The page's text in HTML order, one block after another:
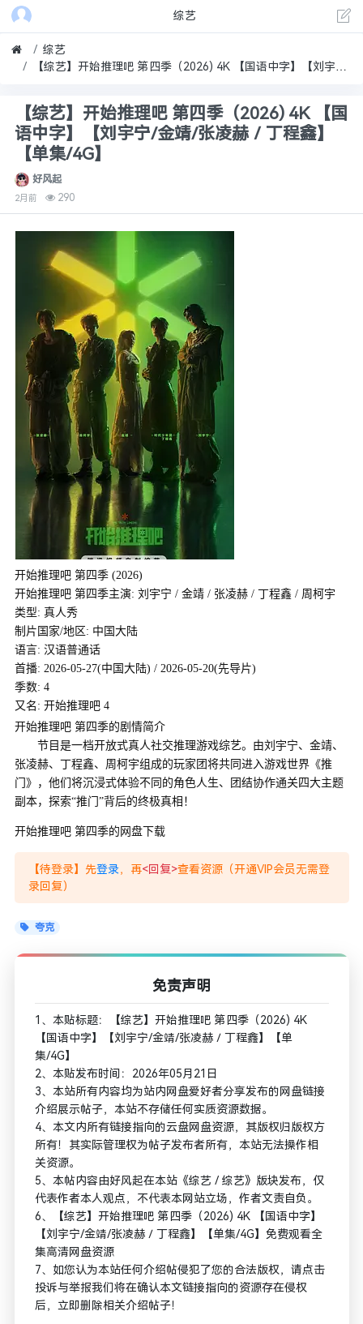
综艺
综艺
【综艺】开始推理吧 第四季（2026) 4K 【国语中字】【刘宇宁/金靖/张凌赫／丁程鑫】【单集/4G】
【综艺】开始推理吧 第四季（2026) 4K 【国
语中字】【刘宇宁/金靖/张凌赫／丁程鑫】
【单集/4G】
好风起
2月前 290
开始推理吧 第四季 (2026)
开始推理吧 第四季主演: 刘宇宁 / 金靖 / 张凌赫 / 丁程鑫 / 周柯宇
类型: 真人秀
制片国家/地区: 中国大陆
语言: 汉语普通话
首播: 2026-05-27(中国大陆) / 2026-05-20(先导片)
季数: 4
又名: 开始推理吧 4
开始推理吧 第四季的剧情简介
节目是一档开放式真人社交推理游戏综艺。由刘宇宁、金靖、
张凌赫、丁程鑫、周柯宇组成的玩家团将共同进入游戏世界《推
门》，他们将沉浸式体验不同的角色人生、团结协作通关四大主题
副本，探索“推门”背后的终极真相！
开始推理吧 第四季的网盘下载
【待登录】先登录，再<回复>查看资源（开通VIP会员无需登
录回复）
夸克
免责声明
1、本贴标题：【综艺】开始推理吧 第四季（2026) 4K
【国语中字】【刘宇宁/金靖/张凌赫／丁程鑫】【单
集/4G】
2、本贴发布时间：2026年05月21日
3、本站所有内容均为站内网盘爱好者分享发布的网盘链接
介绍展示帖子，本站不存储任何实质资源数据。
4、本文内所有链接指向的云盘网盘资源，其版权归版权方
所有！其实际管理权为帖子发布者所有，本站无法操作相
关资源。
5、本帖内容由好风起在本站《综艺 / 综艺》版块发布，仅
代表作者本人观点，不代表本网站立场，作者文责自负。
6、【综艺】开始推理吧 第四季（2026) 4K 【国语中字】
【刘宇宁/金靖/张凌赫／丁程鑫】【单集/4G】免费观看全
集高清网盘资源
7、如您认为本站任何介绍帖侵犯了您的合法版权，请点击
投诉与举报我们将在确认本文链接指向的资源存在侵权
后，立即删除相关介绍帖子！